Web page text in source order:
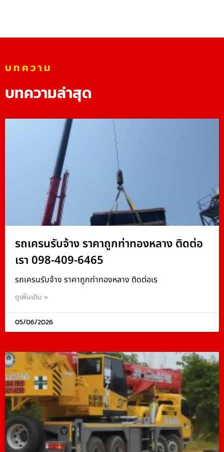
บทความ
บทความล่าสุด
รถเครนรับจ้าง ราคาถูกท่าทองหลาง ติดต่อ
เรา 098-409-6465
รถเครนรับจ้าง ราคาถูกท่าทองหลาง ติดต่อเร
ดูเพิ่มเติม »
05/06/2026